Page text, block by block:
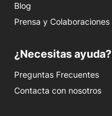
Blog
Prensa y Colaboraciones
¿Necesitas ayuda?
Preguntas Frecuentes
Contacta con nosotros